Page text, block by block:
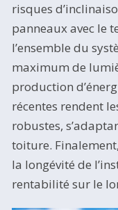
risques
panneaux avec le
l’ensemble du
maximum de
production
récentes rendent
robustes,
toiture.
la longévité de
rentabilité sur le